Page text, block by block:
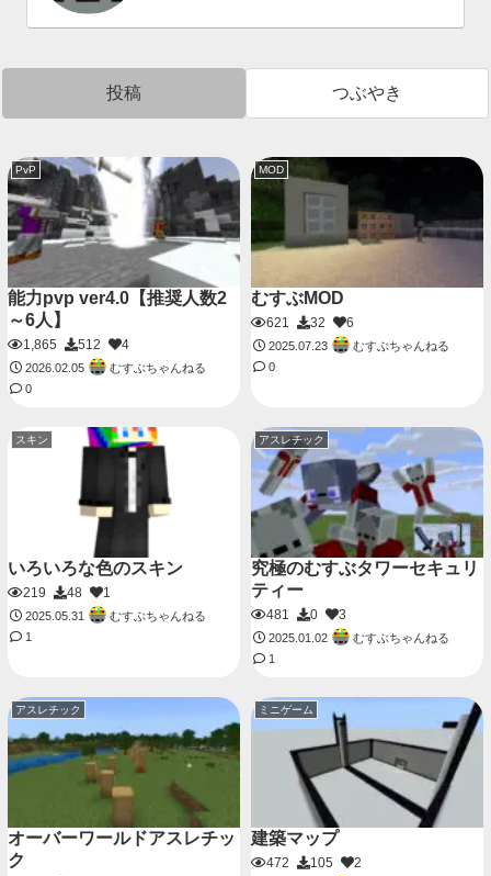
投稿 つぶやき
PvP
能力pvp ver4.0【推奨人数2
～6人】
1,865 512 4
2026.02.05
むすぶちゃんねる
0
MOD
むすぶMOD
621 32 6
2025.07.23
むすぶちゃんねる
0
スキン
いろいろな色のスキン
219 48 1
2025.05.31
むすぶちゃんねる
1
アスレチック
究極のむすぶタワーセキュリ
ティー
481 0 3
2025.01.02
むすぶちゃんねる
1
アスレチック
オーバーワールドアスレチッ
ク
ミニゲーム
建築マップ
472 105 2